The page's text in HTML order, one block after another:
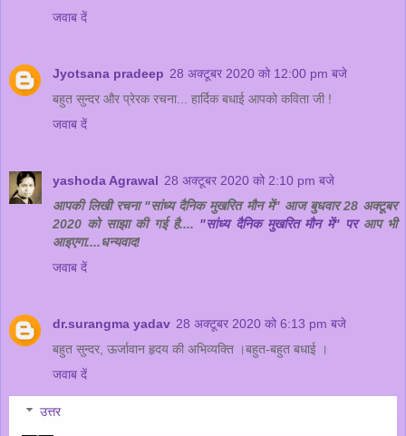
जवाब दें
Jyotsana pradeep 28 अक्टूबर 2020 को 12:00 pm बजे
बहुत सुन्दर और प्रेरक रचना... हार्दिक बधाई आपको कविता जी !
जवाब दें
yashoda Agrawal 28 अक्टूबर 2020 को 2:10 pm बजे
आपकी लिखी रचना "सांध्य दैनिक मुखरित मौन में" आज बुधवार 28 अक्टूबर
2020 को साझा की गई है.... "सांध्य दैनिक मुखरित मौन में" पर आप भी
आइएगा....धन्यवाद!
जवाब दें
dr.surangma yadav 28 अक्टूबर 2020 को 6:13 pm बजे
बहुत सुन्दर, ऊर्जावान हृदय की अभिव्यक्ति ।बहुत-बहुत बधाई ।
जवाब दें
उत्तर